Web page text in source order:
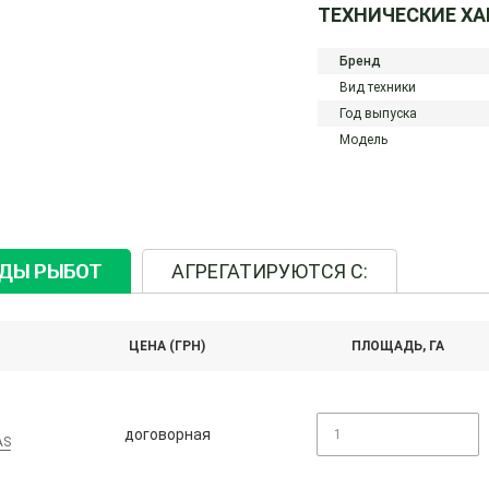
ТЕХНИЧЕСКИЕ
Бренд
Вид техники
Год выпуска
Модель
РЫБОТ АГРЕГАТИРУЮТСЯ С:
ЦЕНА (ГРН) ПЛОЩАДЬ, ГА
договорная